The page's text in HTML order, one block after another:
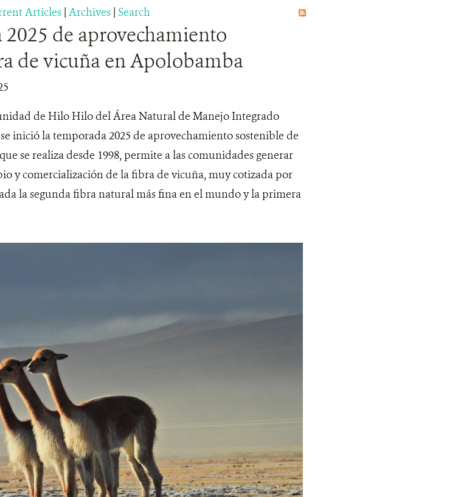
Articles | Archives | Search
de aprovechamiento
de vicuña en Apolobamba
de Hilo Hilo del Área Natural de Manejo Integrado
inició la temporada 2025 de aprovechamiento sostenible de
se realiza desde 1998, permite a las comunidades generar
y comercialización de la fibra de vicuña, muy cotizada por
la segunda fibra natural más fina en el mundo y la primera